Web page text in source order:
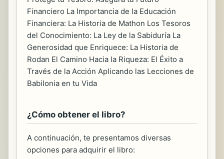
Financiero La Importancia de la Educación
Financiera: La Historia de Mathon Los Tesoros
del Conocimiento: La Ley de la Sabiduría La
Generosidad que Enriquece: La Historia de
Rodan El Camino Hacia la Riqueza: El Éxito a
Través de la Acción Aplicando las Lecciones de
Babilonia en tu Vida
¿Cómo obtener el libro?
A continuación, te presentamos diversas
opciones para adquirir el libro: